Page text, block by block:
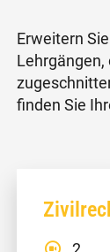
Erweitern
finden Sie